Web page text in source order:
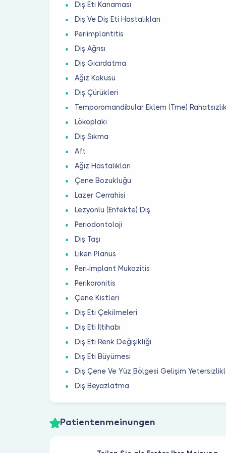
Diş Eti Kanaması
Diş Ve Diş Eti Hastalıkları
Periimplantitis
Diş Ağrısı
Diş Gıcırdatma
Ağız Kokusu
Diş Çürükleri
Temporomandibular Eklem (Tme)
Lökoplaki
Diş Sıkma
Aft
Ağız Hastalıkları
Çene Bozukluğu
Lazer Cerrahisi
Lezyonlu (Enfekte) Diş
Periodontoloji
Diş Taşı
Liken Planus
Peri-İmplant Mukozitis
Perikoronitis
Çene Kistleri
Diş Eti Çekilmeleri
Diş Eti İltihabı
Diş Eti Renk Değişikliği
Diş Eti Büyümesi
Diş Çene Ve Yüz Bölgesi Gelişim
Diş Beyazlatma
Patientenmeinungen